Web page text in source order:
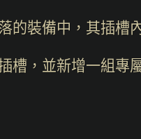
的裝備中，其插槽
槽，並新增一組專